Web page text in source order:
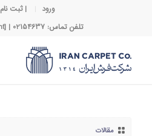
ورود | ثبت نام
تلفن تماس: 02154637 | [calender-event]
مقالات